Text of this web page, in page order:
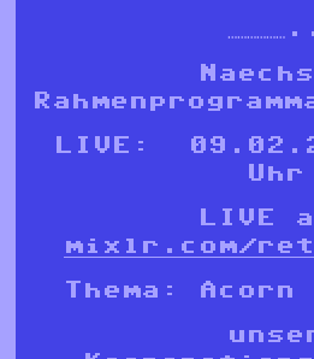
LIVE:
Uhr
LIVE
mixlr.com/
Thema: Acorn